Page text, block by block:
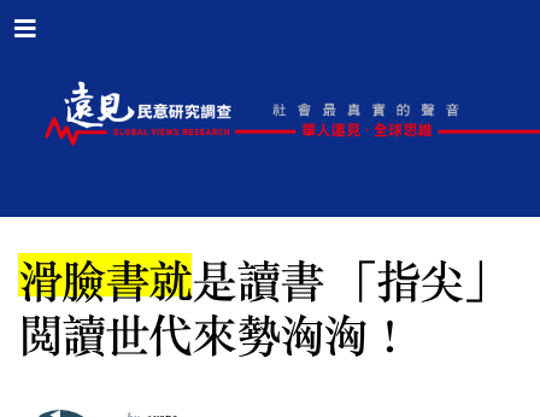
滑臉書就是讀書 「指尖」
閱讀世代來勢洶洶！